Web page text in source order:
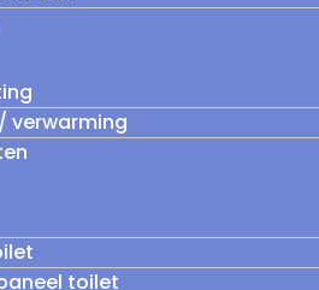
verwarming
toilet